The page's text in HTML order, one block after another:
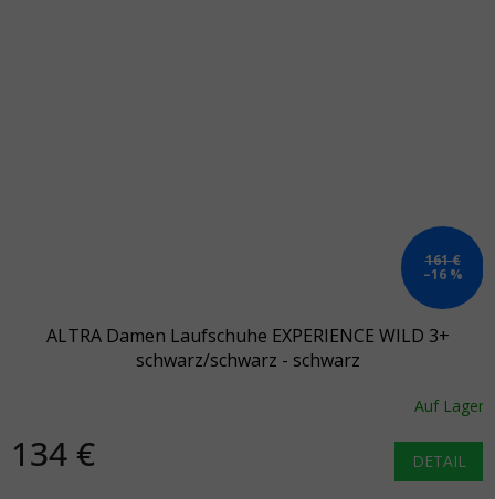
161 €
–16 %
ALTRA Damen Laufschuhe EXPERIENCE WILD 3+
schwarz/schwarz - schwarz
Auf Lager
134 € DETAIL